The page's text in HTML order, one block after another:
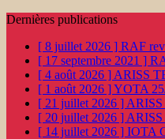
Dernières publications
[ 8 juillet 2026 ] RAF
[ 17 septembre 2021 ]
[ 4 août 2026 ] ARISS
[ 1 août 2026 ]YOTA
[ 21 juillet 2026 ] ARISS
[ 20 juillet 2026 ] ARISS
[ 14 juillet 2026 ] IOTA